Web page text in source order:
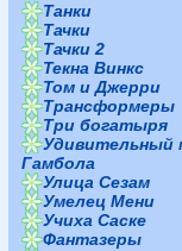
Танки
Тачки
Тачки 2
Текна Винкс
Том и Джерри
Трансформеры
Три богатыря
Удивительный
Гамбола
Улица Сезам
Умелец Мени
Учиха Саске
Фантазеры